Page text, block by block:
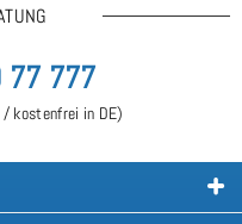
77 777
kostenfrei in DE)